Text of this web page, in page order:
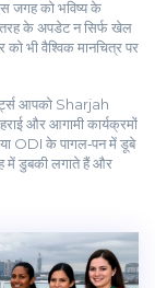
जगह को भविष्य के
तरह के अपडेट न सिर्फ खेल
को भी वैश्विक मानचित्र पर
आपको Sharjah
और आगामी कार्यक्रमों
ODI के पागल‑पन में डूबे
में डुबकी लगाते हैं और